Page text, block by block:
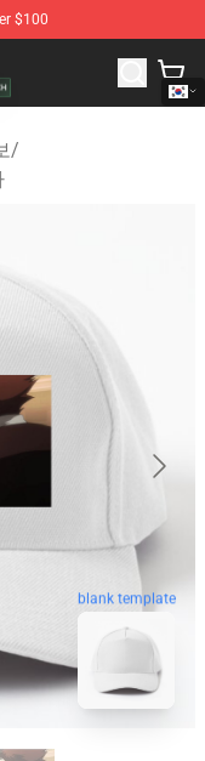
$100
Official Blood
/
blank template